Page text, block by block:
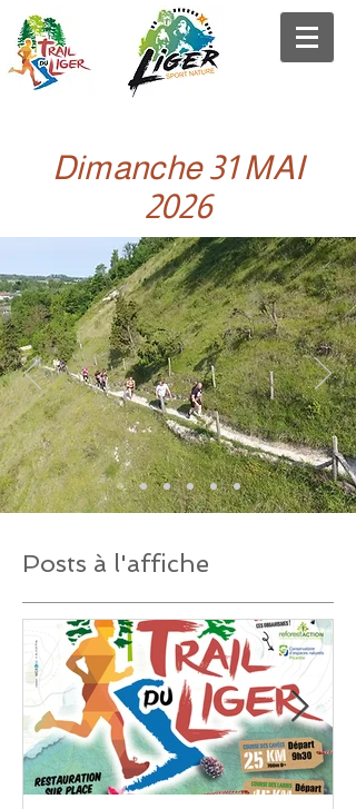
Dimanche 31 MAI
2026
Posts à l'affiche